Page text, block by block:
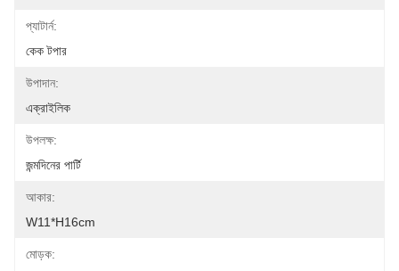
প্যাটার্ন:
কেক টপার
উপাদান:
এক্রাইলিক
উপলক্ষ:
জন্মদিনের পার্টি
আকার:
W11*H16cm
মোড়ক: